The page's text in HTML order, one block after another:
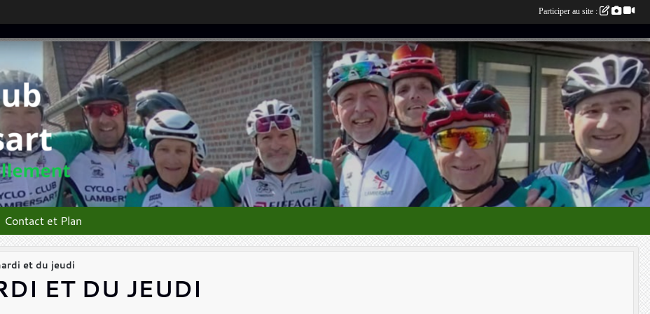
Contact et Plan
et du jeudi
ET DU JEUDI
Participer au site :